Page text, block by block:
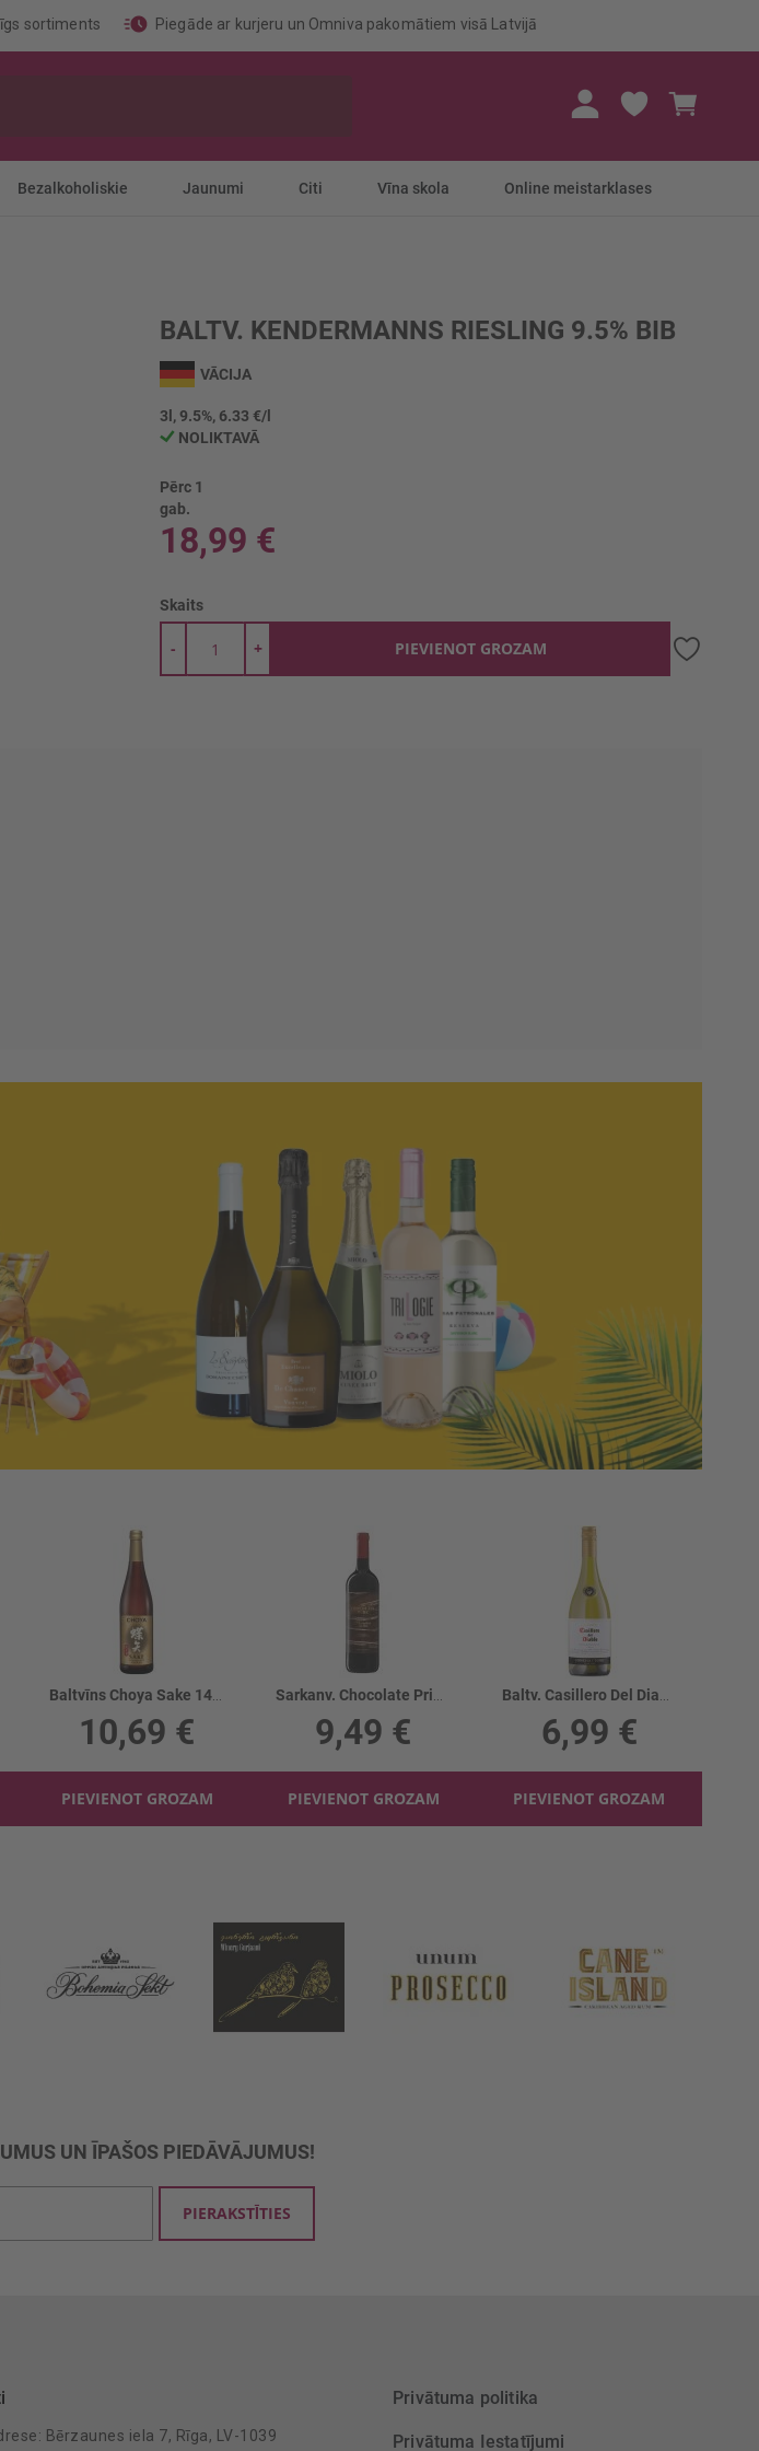
sortiments Piegāde ar kurjeru un Omniva pakomātiem visā Latvijā
Bezalkoholiskie Jaunumi Citi Vīna skola Online meistarklases
BALTV. KENDERMANNS RIESLING 9.5% BIB
VĀCIJA
3l, 9.5%, 6.33 €/l
NOLIKTAVĀ
Pērc 1
gab.
18,99 €
Skaits
+
- PIEVIENOT GROZAM
Baltvīns Choya Sake 14.5%
10,69 €
PIEVIENOT GROZAM
Sarkanv. Chocolate Primitivo Puglia 14.5%
9,49 €
PIEVIENOT GROZAM
Baltv. Casillero Del Diablo Chard. 13.5%
6,99 €
PIEVIENOT GROZAM
UN ĪPAŠOS PIEDĀVĀJUMUS!
PIERAKSTĪTIES
Bērzaunes iela 7, Rīga, LV-1039
Privātuma politika
Privātuma Iestatījumi